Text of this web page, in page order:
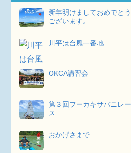
新年明けましておめでとう
ございます。
川平は台風一番地
OKCA講習会
第３回フーカキサバニレー
ス
おかげさまで